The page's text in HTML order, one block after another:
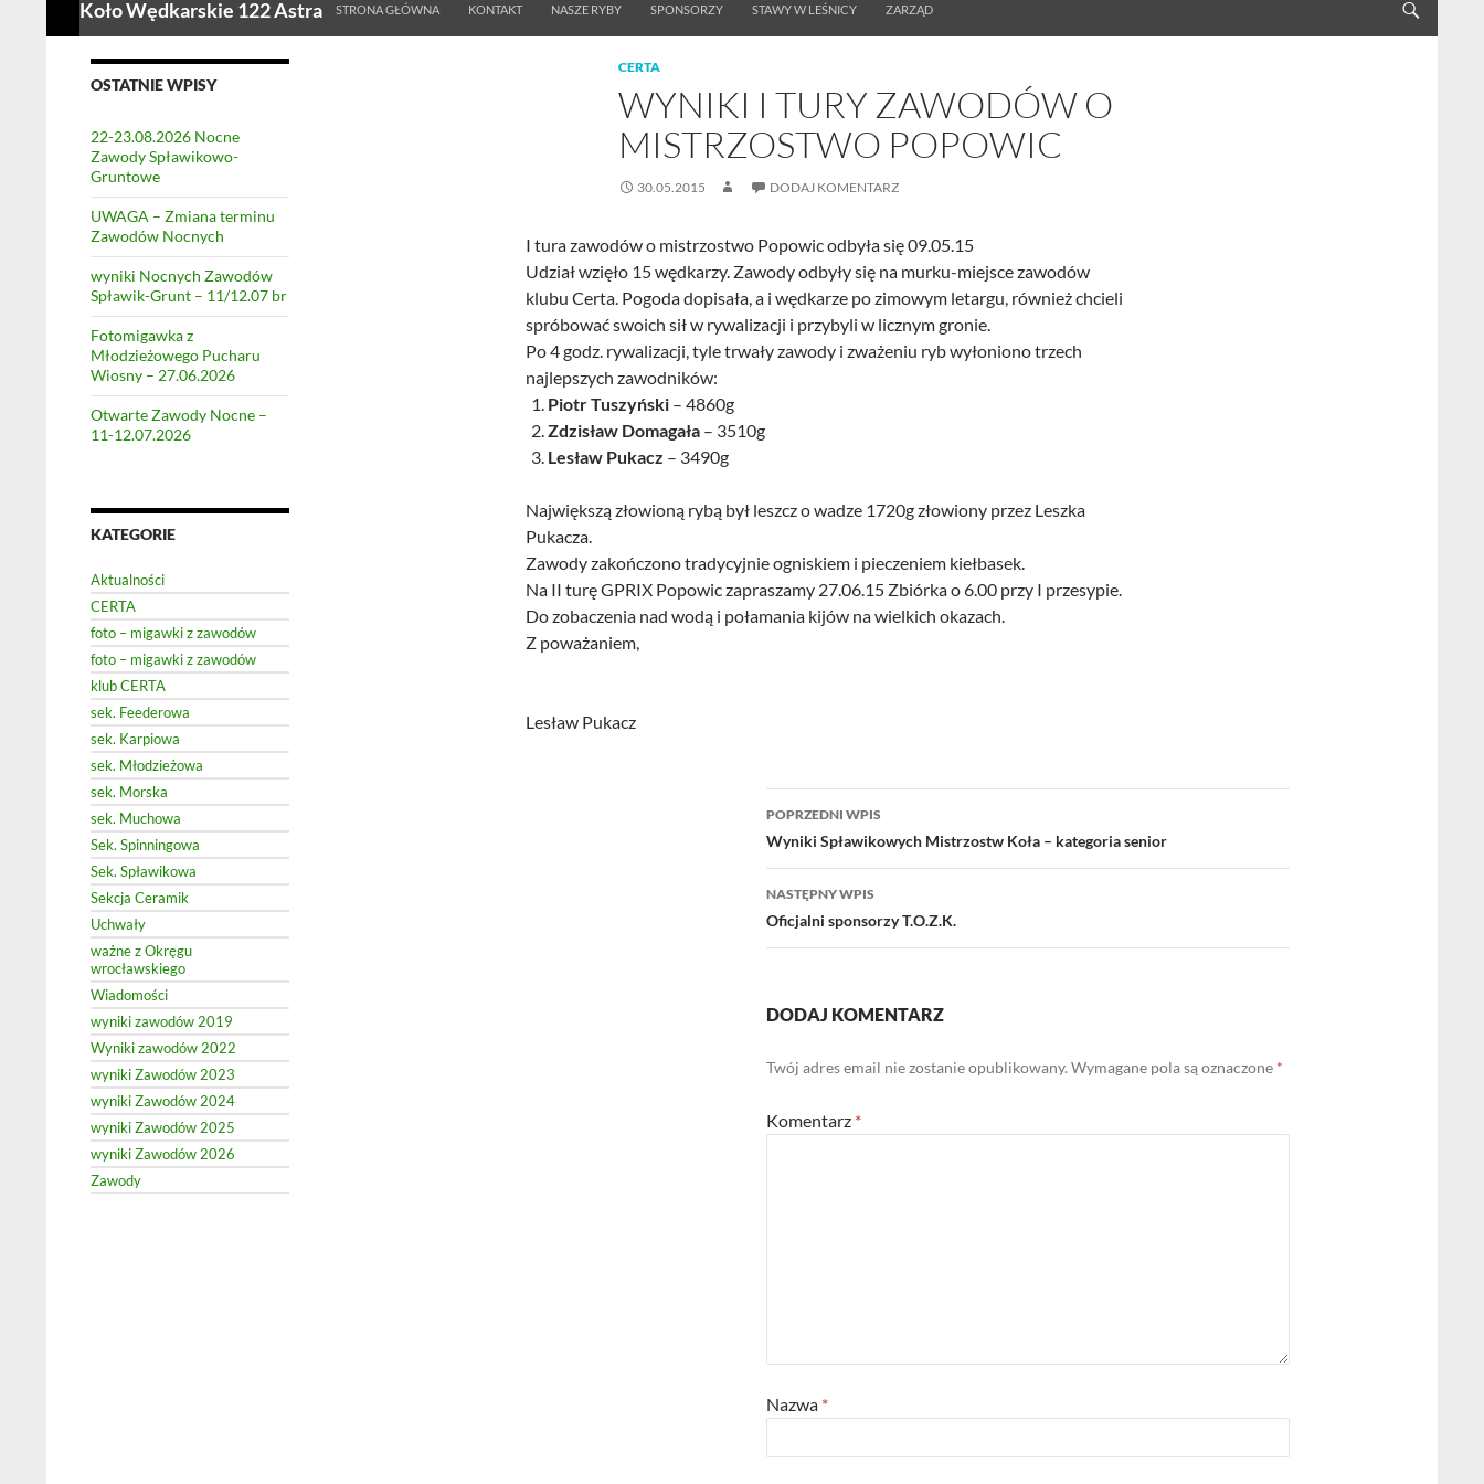
Koło Wędkarskie 122 Astra STRONA GŁÓWNA KONTAKT NASZE RYBY SPONSORZY STAWY W LEŚNICY ZARZĄD
CERTA
WYNIKI I TURY ZAWODÓW O
MISTRZOSTWO POPOWIC
30.05.2015 DODAJ KOMENTARZ
I tura zawodów o mistrzostwo Popowic odbyła się 09.05.15
Udział wzięło 15 wędkarzy. Zawody odbyły się na murku-miejsce zawodów
klubu Certa. Pogoda dopisała, a i wędkarze po zimowym letargu, również chcieli
spróbować swoich sił w rywalizacji i przybyli w licznym gronie.
Po 4 godz. rywalizacji, tyle trwały zawody i zważeniu ryb wyłoniono trzech
najlepszych zawodników:
Piotr Tuszyński – 4860g
Zdzisław Domagała – 3510g
Lesław Pukacz – 3490g
Największą złowioną rybą był leszcz o wadze 1720g złowiony przez Leszka
Pukacza.
Zawody zakończono tradycyjnie ogniskiem i pieczeniem kiełbasek.
Na II turę GPRIX Popowic zapraszamy 27.06.15 Zbiórka o 6.00 przy I przesypie.
Do zobaczenia nad wodą i połamania kijów na wielkich okazach.
Z poważaniem,
Lesław Pukacz
Nawigacja
wpisu
POPRZEDNI WPIS
Wyniki Spławikowych Mistrzostw Koła – kategoria senior
NASTĘPNY WPIS
Oficjalni sponsorzy T.O.Z.K.
DODAJ KOMENTARZ
Twój adres email nie zostanie opublikowany. Wymagane pola są oznaczone *
Komentarz *
Nazwa *
OSTATNIE WPISY
22-23.08.2026 Nocne
Zawody Spławikowo-
Gruntowe
UWAGA – Zmiana terminu
Zawodów Nocnych
wyniki Nocnych Zawodów
Spławik-Grunt – 11/12.07 br
Fotomigawka z
Młodzieżowego Pucharu
Wiosny – 27.06.2026
Otwarte Zawody Nocne –
11-12.07.2026
KATEGORIE
Aktualności
CERTA
foto – migawki z zawodów
foto – migawki z zawodów
klub CERTA
sek. Feederowa
sek. Karpiowa
sek. Młodzieżowa
sek. Morska
sek. Muchowa
Sek. Spinningowa
Sek. Spławikowa
Sekcja Ceramik
Uchwały
ważne z Okręgu
wrocławskiego
Wiadomości
wyniki zawodów 2019
Wyniki zawodów 2022
wyniki Zawodów 2023
wyniki Zawodów 2024
wyniki Zawodów 2025
wyniki Zawodów 2026
Zawody